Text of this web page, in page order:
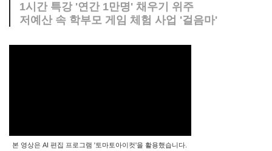
1시간 특강 '연간 1만명' 채우기 위주
저예산 속 학부모 게임 체험 사업 '걸음마'
본 영상은 AI 편집 프로그램 '토마토아이컷'을 활용했습니다.